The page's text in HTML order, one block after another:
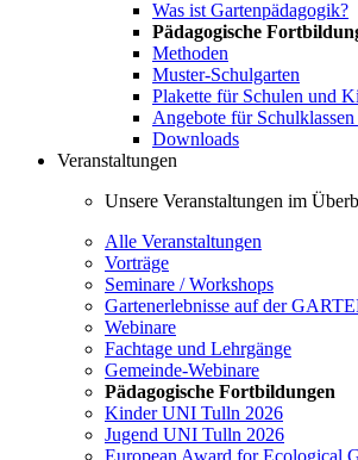
Was ist Gartenpädagogik?
Pädagogische
Methoden
Muster-Schulgarten
Plakette für Schulen und
Angebote für
Downloads
Veranstaltungen
Unsere Veranstaltungen im
Alle Veranstaltungen
Vorträge
Seminare / Workshops
Gartenerlebnisse auf der
Webinare
Fachtage und Lehrgänge
Gemeinde-Webinare
Pädagogische Fortbildungen
Kinder UNI Tulln 2026
Jugend UNI Tulln 2026
European Award for Ecological